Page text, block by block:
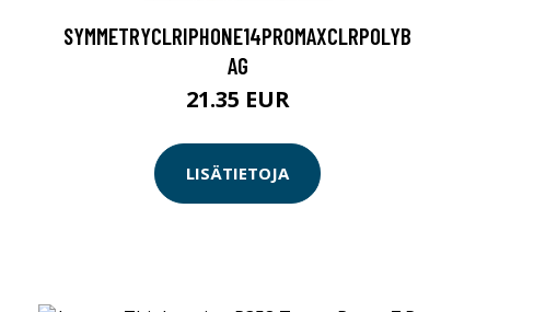
SYMMETRYCLRIPHONE14PROMAXCLRPOLYB
AG
21.35 EUR
LISÄTIETOJA